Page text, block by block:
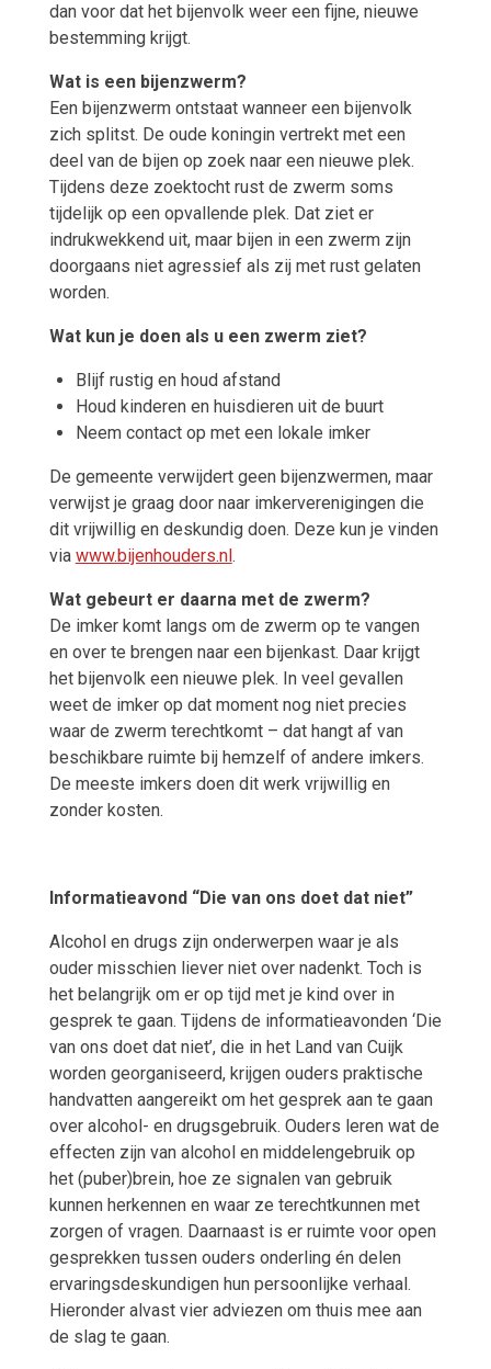
dan voor dat het bijenvolk weer een fijne, nieuwe
bestemming krijgt.
Wat is een bijenzwerm?
Een bijenzwerm ontstaat wanneer een bijenvolk
zich splitst. De oude koningin vertrekt met een
deel van de bijen op zoek naar een nieuwe plek.
Tijdens deze zoektocht rust de zwerm soms
tijdelijk op een opvallende plek. Dat ziet er
indrukwekkend uit, maar bijen in een zwerm zijn
doorgaans niet agressief als zij met rust gelaten
worden.
Wat kun je doen als u een zwerm ziet?
Blijf rustig en houd afstand
Houd kinderen en huisdieren uit de buurt
Neem contact op met een lokale imker
De gemeente verwijdert geen bijenzwermen, maar
verwijst je graag door naar imkerverenigingen die
dit vrijwillig en deskundig doen. Deze kun je vinden
via www.bijenhouders.nl .
Wat gebeurt er daarna met de zwerm?
De imker komt langs om de zwerm op te vangen
en over te brengen naar een bijenkast. Daar krijgt
het bijenvolk een nieuwe plek. In veel gevallen
weet de imker op dat moment nog niet precies
waar de zwerm terechtkomt – dat hangt af van
beschikbare ruimte bij hemzelf of andere imkers.
De meeste imkers doen dit werk vrijwillig en
zonder kosten.
Informatieavond “Die van ons doet dat niet”
Alcohol en drugs zijn onderwerpen waar je als
ouder misschien liever niet over nadenkt. Toch is
het belangrijk om er op tijd met je kind over in
gesprek te gaan. Tijdens de informatieavonden ‘Die
van ons doet dat niet’, die in het Land van Cuijk
worden georganiseerd, krijgen ouders praktische
handvatten aangereikt om het gesprek aan te gaan
over alcohol- en drugsgebruik. Ouders leren wat de
effecten zijn van alcohol en middelengebruik op
het (puber)brein, hoe ze signalen van gebruik
kunnen herkennen en waar ze terechtkunnen met
zorgen of vragen. Daarnaast is er ruimte voor open
gesprekken tussen ouders onderling én delen
ervaringsdeskundigen hun persoonlijke verhaal.
Hieronder alvast vier adviezen om thuis mee aan
de slag te gaan.